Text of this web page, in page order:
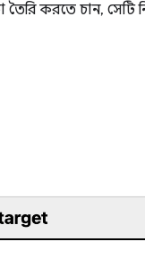
তৈরি করতে চান,